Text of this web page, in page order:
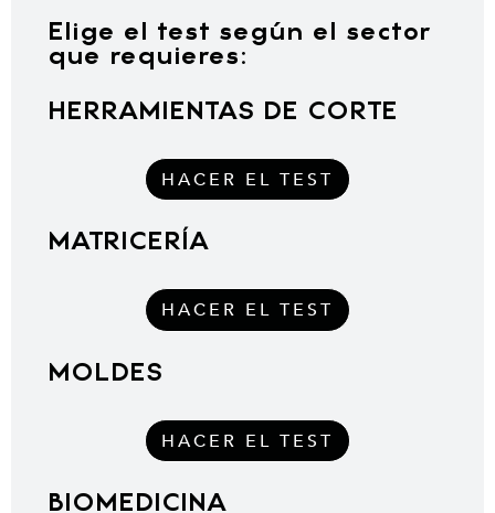
Elige el test según el sector
que requieres:
HERRAMIENTAS DE CORTE
HACER EL TEST
MATRICERÍA
HACER EL TEST
MOLDES
HACER EL TEST
BIOMEDICINA